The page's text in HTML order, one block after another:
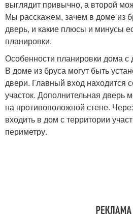
выглядит привычно, а второй
Мы расскажем, зачем в доме из
дверь, и какие плюсы и минусы
планировки.
Особенности планировки дома с
В доме из бруса могут быть
двери. Главный вход находится
участок. Дополнительная дверь
на противоположной стене.
входить в дом с территории
периметру.